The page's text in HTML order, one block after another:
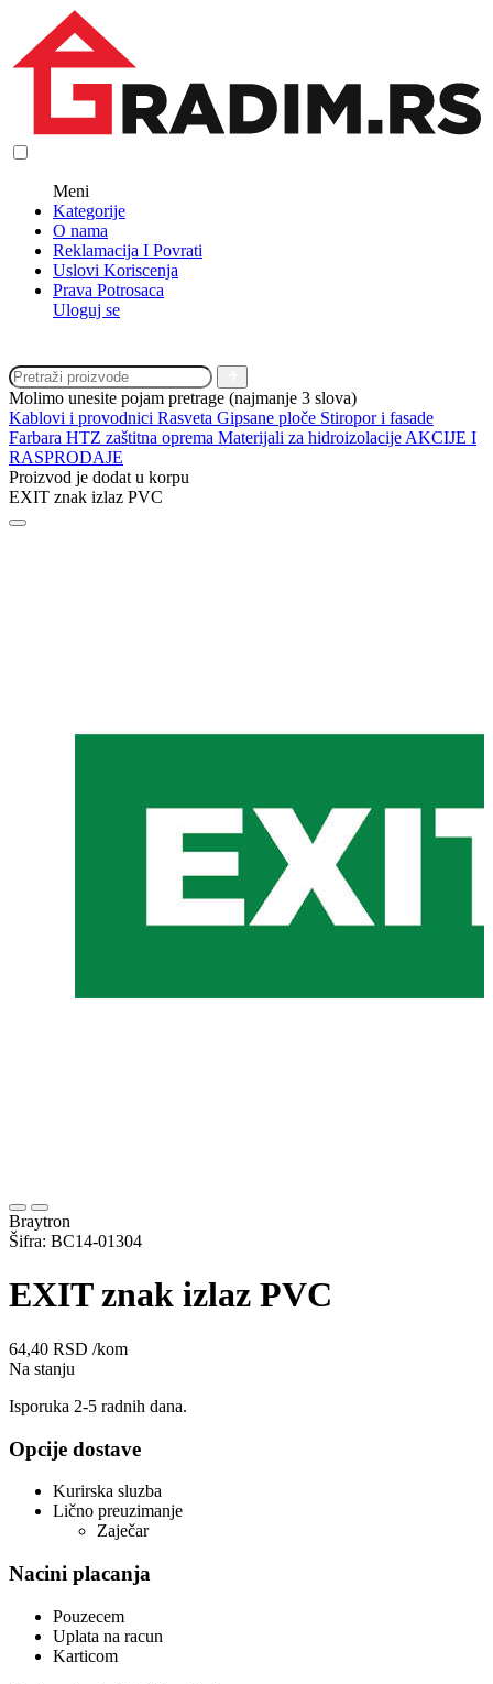
Meni
Kategorije
O nama
Reklamacija I Povrati
Uslovi Koriscenja
Prava Potrosaca
Uloguj se
Molimo unesite pojam pretrage (najmanje 3 slova)
Kablovi i provodnici Rasveta Gipsane ploče Stiropor i fasade
Farbara HTZ zaštitna oprema Materijali za hidroizolacije AKCIJE I
RASPRODAJE
Proizvod je dodat u korpu
EXIT znak izlaz PVC
Braytron
Šifra: BC14-01304
EXIT znak izlaz PVC
64,40 RSD /kom
Na stanju
Isporuka 2-5 radnih dana.
Opcije dostave
Kurirska sluzba
Lično preuzimanje
Zaječar
Nacini placanja
Pouzecem
Uplata na racun
Karticom